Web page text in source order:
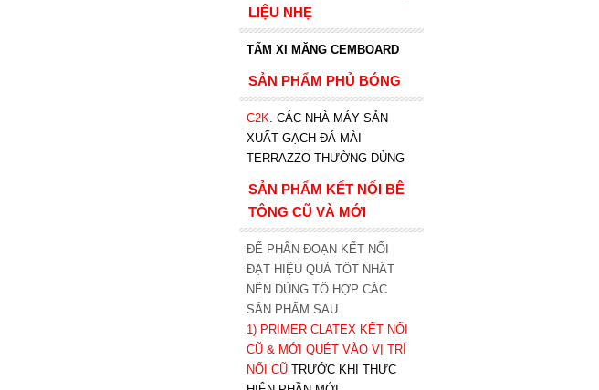
LIỆU NHẸ
TẤM XI MĂNG CEMBOARD
SẢN PHẨM PHỦ BÓNG
C2K. CÁC NHÀ MÁY SẢN
XUẤT GẠCH ĐÁ MÀI
TERRAZZO THƯỜNG DÙNG
SẢN PHẨM KẾT NỐI BÊ
TÔNG CŨ VÀ MỚI
ĐỂ PHÂN ĐOẠN KẾT NỐI
ĐẠT HIỆU QUẢ TỐT NHẤT
NÊN DÙNG TỔ HỢP CÁC
SẢN PHẨM SAU
1) PRIMER CLATEX KẾT NỐI
CŨ & MỚI QUÉT VÀO VỊ TRÍ
NỐI CŨ TRƯỚC KHI THỰC